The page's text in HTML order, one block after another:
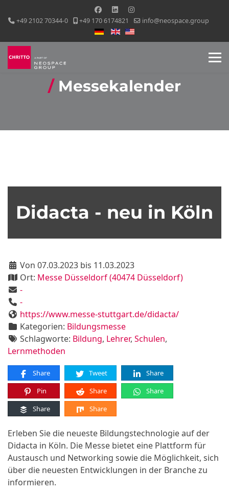
+49 2102 70344-0 +49 170 6174821
info@neospace.group
Sprache auswählen
Messekalender
Didacta - neu in Köln
Von 07.03.2023 bis 11.03.2023
Ort: Messe Düsseldorf (40474 Düsseldorf)
-
-
https://www.messe-stuttgart.de/didacta/
Kategorien: Bildungsmesse
Schlagworte: Bildung, Lehrer, Schulen,
Lernmethoden
Share Tweet
Share
Pin
Share
Share
Share
Share
Erleben Sie die neueste Bildungstechnologie auf der
Didacta in Köln. Die Messe bietet eine Plattform für
Austausch und Networking sowie die Möglichkeit, sich
über die neuesten Entwicklungen in der Branche zu
informieren.